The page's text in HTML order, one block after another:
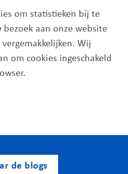
om statistieken bij te
aan onze website
Wij
om cookies ingeschakeld
de blogs